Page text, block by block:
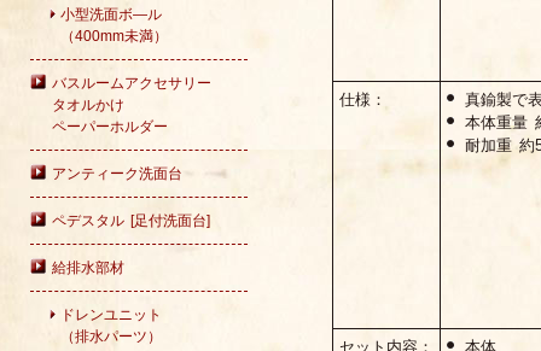
小型洗面ボ―ル
（400mm未満）
バスルームアクセサリー
タオルかけ
ペーパーホルダー
アンティーク洗面台
ペデスタル [足付洗面台]
給排水部材
ドレンユニット
（排水パーツ）
仕様：
真鍮製で
本体重量
耐加重 約
セット内容：
本体